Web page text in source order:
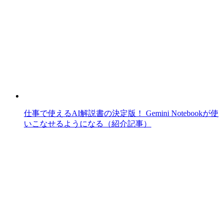
仕事で使えるAI解説書の決定版！ Gemini Notebookが使
いこなせるようになる（紹介記事）